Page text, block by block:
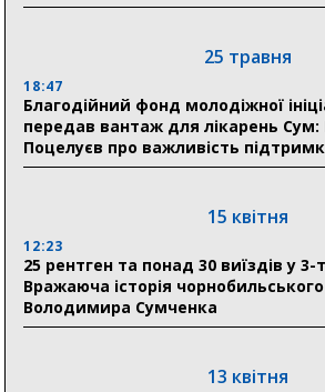
прифронтової Сумщини: перша
в Австрії
18:30
Ніколаєнко: у Сумах погодили 115
відновлення житла майже на 6,6
21:01
До 19 400 гривень на паливо:
Сумщини пояснив, як отримати
«Укрексімбанк» припиняє виплату
25 травня
18:47
Благодійний фонд молодіжної
передав вантаж для лікарень
Поцелуєв про важливість
15 квітня
12:23
25 рентген та понад 30 виїздів у 3-
Вражаюча історія чорнобильського
Володимира Сумченка
13 квітня